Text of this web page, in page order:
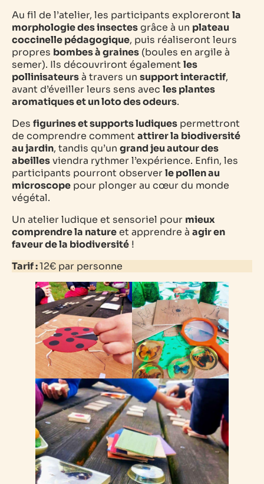
Au fil de l’atelier, les participants exploreront la
morphologie des insectesgrâce à un plateau
coccinelle pédagogique, puis réaliseront leurs
propres bombes à graines (boules en argile à
semer). Ils découvriront également les
pollinisateursà travers un support interactif,
avant d’éveiller leurs sens avec les plantes
aromatiques et un loto des odeurs.
Des figurines et supports ludiques permettront
de comprendre comment attirer la biodiversité
au jardin, tandis qu’un grand jeu autour des
abeillesviendra rythmer l’expérience. Enfin, les
participants pourront observerle pollen au
microscope pour plonger au cœur du monde
végétal.
Un atelier ludique et sensoriel pour mieux
comprendre la natureet apprendre à agir en
faveur de la biodiversité !
Tarif :12€ par personne